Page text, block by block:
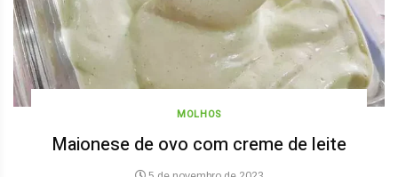
MOLHOS
Maionese de ovo com creme de leite